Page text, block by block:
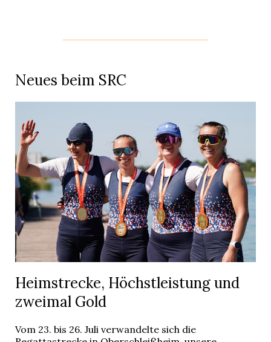
Neues beim SRC
Heimstrecke, Höchstleistung und
zweimal Gold
Vom 23. bis 26. Juli verwandelte sich die